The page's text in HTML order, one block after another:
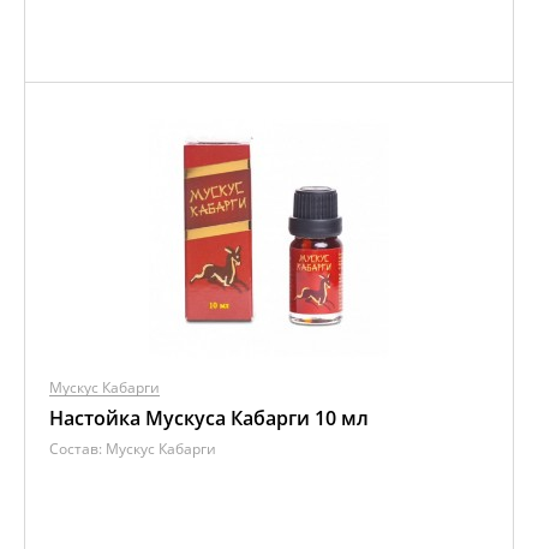
Мускус Кабарги
Настойка Мускуса Кабарги 10 мл
Состав: Мускус Кабарги